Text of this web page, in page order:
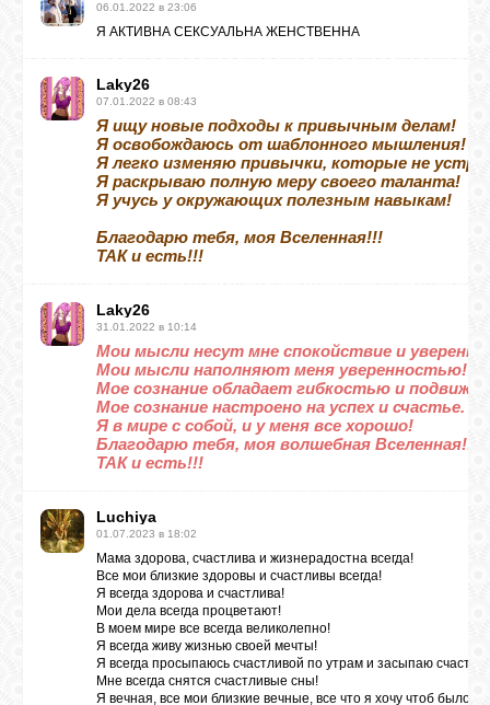
06.01.2022 в 23:06
Я АКТИВНА СЕКСУАЛЬНА ЖЕНСТВЕННА
Laky26
07.01.2022 в 08:43
Я ищу новые подходы к привычным делам!
Я освобождаюсь от шаблонного мышления!
Я легко изменяю привычки, которые не
Я раскрываю полную меру своего таланта!
Я учусь у окружающих полезным навыкам!
Благодарю тебя, моя Вселенная!!!
ТАК и есть!!!
Laky26
31.01.2022 в 10:14
Мои мысли несут мне спокойствие и
Мои мысли наполняют меня уверенностью!
Мое сознание обладает гибкостью и
Мое сознание настроено на успех и счастье.
Я в мире с собой, и у меня все хорошо!
Благодарю тебя, моя волшебная Вселенная!!!
ТАК и есть!!!
Luchiya
01.07.2023 в 18:02
Мама здорова, счастлива и жизнерадостна всегда!
Все мои близкие здоровы и счастливы всегда!
Я всегда здорова и счастлива!
Мои дела всегда процветают!
В моем мире все всегда великолепно!
Я всегда живу жизнью своей мечты!
Я всегда просыпаюсь счастливой по утрам и засыпаю
Мне всегда снятся счастливые сны!
Я вечная, все мои близкие вечные, все что я хочу чтоб было